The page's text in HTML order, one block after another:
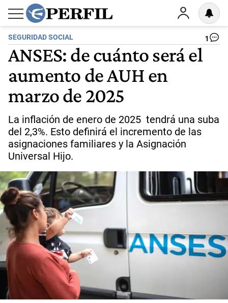
SEGURIDAD SOCIAL 1
ANSES: de cuánto será el
aumento de AUH en
marzo de 2025
La inflación de enero de 2025 tendrá una suba
del 2,3%. Esto definirá el incremento de las
asignaciones familiares y la Asignación
Universal Hijo.